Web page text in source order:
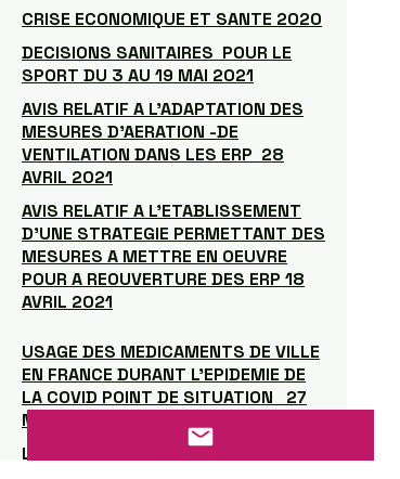
CRISE ECONOMIQUE ET SANTE 2020
DECISIONS SANITAIRES POUR LE
SPORT DU 3 AU 19 MAI 2021
AVIS RELATIF A L'ADAPTATION DES
MESURES D'AERATION -DE
VENTILATION DANS LES ERP 28
AVRIL 2021
AVIS RELATIF A L'ETABLISSEMENT
D'UNE STRATEGIE PERMETTANT DES
MESURES A METTRE EN OEUVRE
POUR A REOUVERTURE DES ERP 18
AVRIL 2021
USAGE DES MEDICAMENTS DE VILLE
EN FRANCE DURANT L'EPIDEMIE DE
LA COVID POINT DE SITUATION 27
MAI 2021
L’IMPACT DE LA CRISE COVID-19